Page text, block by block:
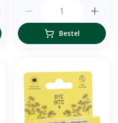
Bestel